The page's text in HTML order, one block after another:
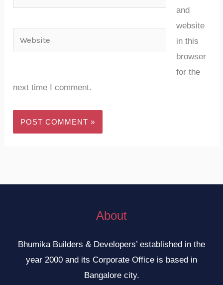
Website
and
website
in this
browser
for the
next time I comment.
About
Bhumika Builders & Developers’ established in the
year 2000 and its Corporate Office is based in
Bangalore city.